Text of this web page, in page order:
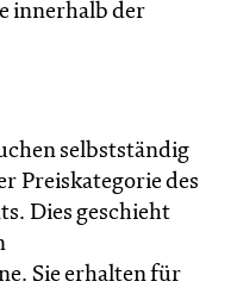
innerhalb der
selbstständig
Preiskategorie des
Dies geschieht
Sie erhalten für